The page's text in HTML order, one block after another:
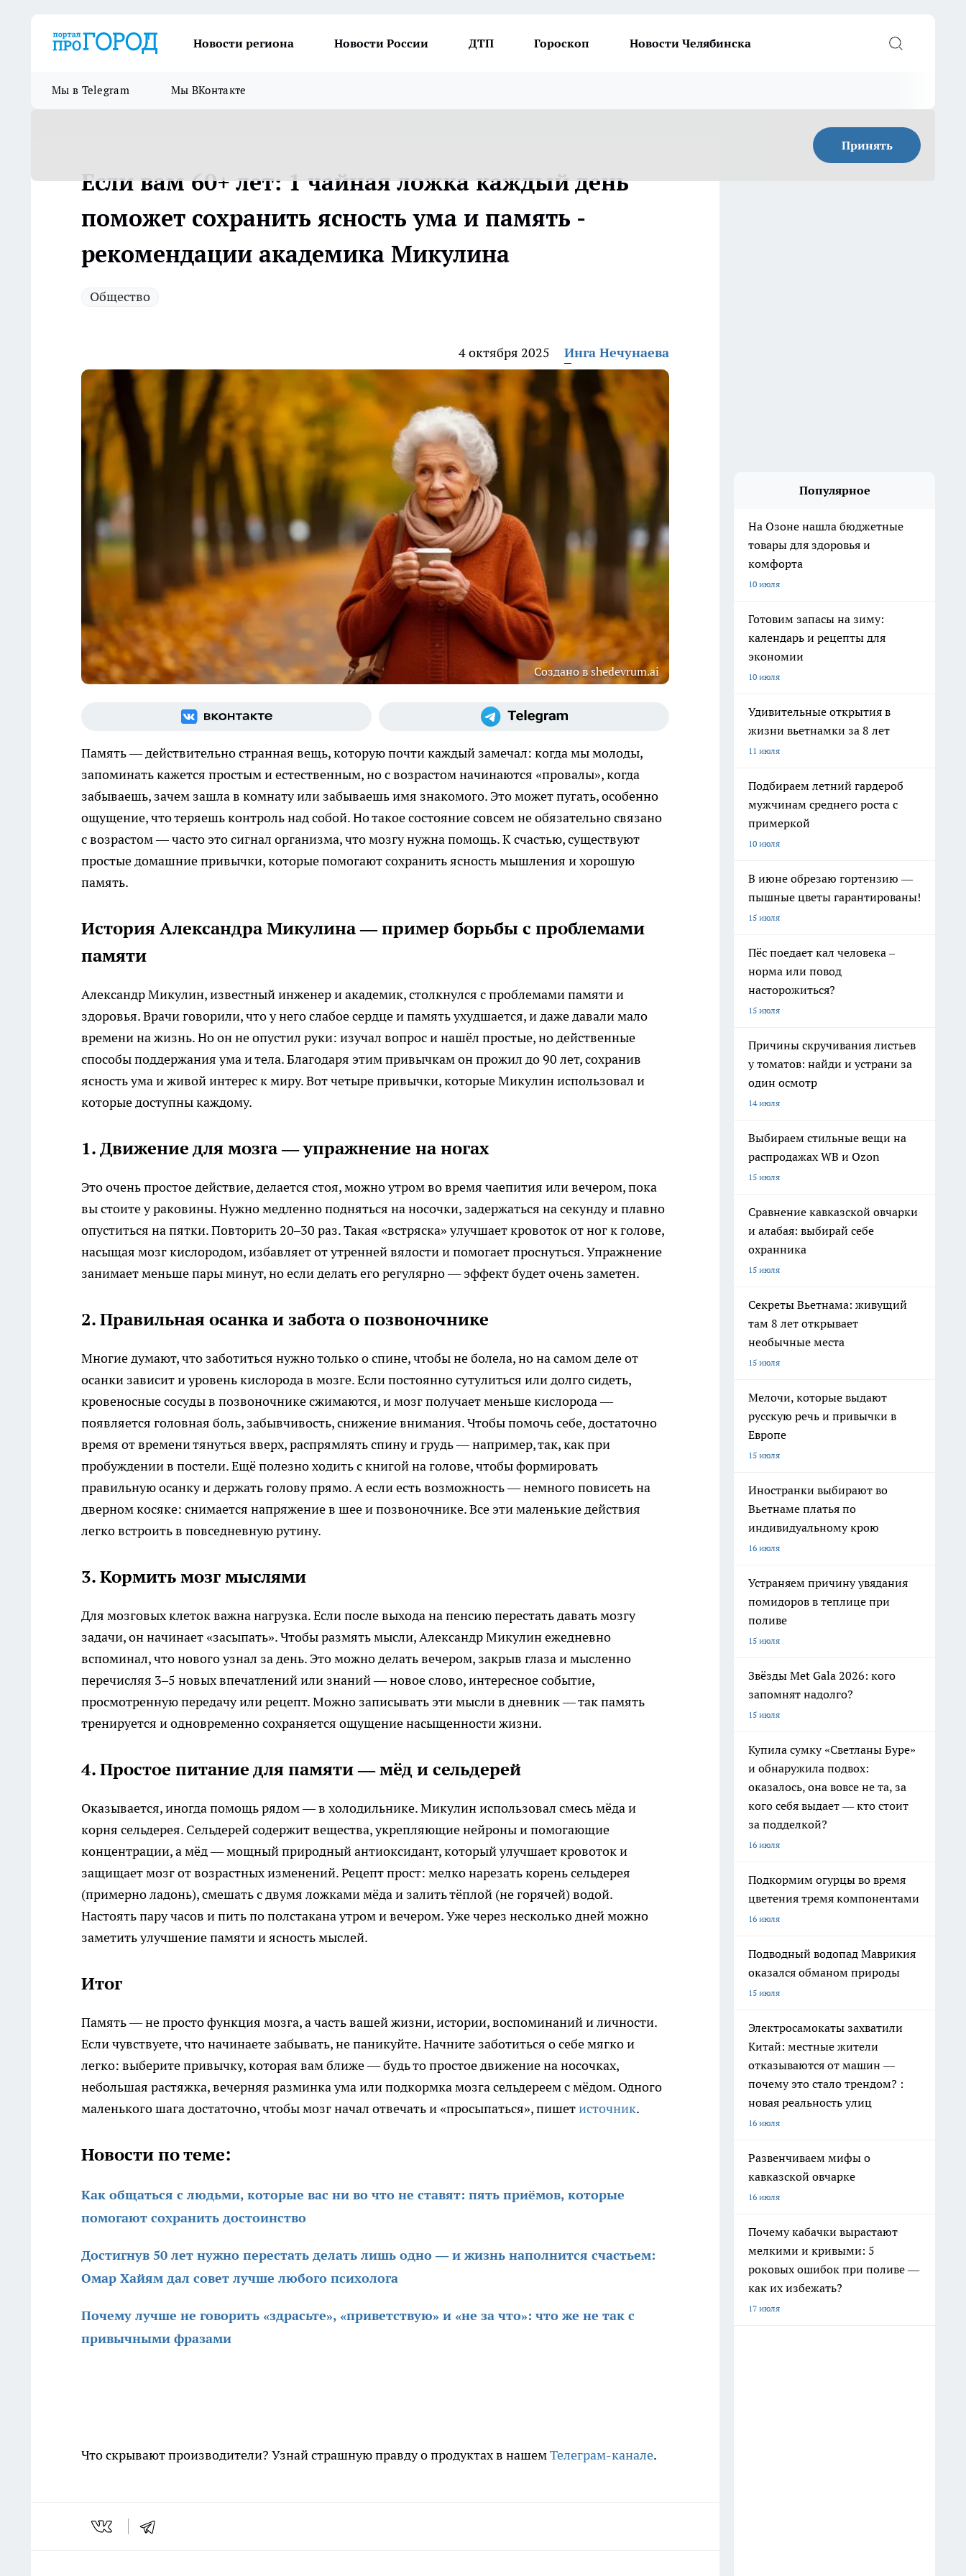
Новости региона Новости России ДТП Гороскоп Новости Челябинска
Мы в Telegram Мы ВКонтакте
Принять
Если вам 60+ лет: 1 чайная ложка каждый день
поможет сохранить ясность ума и память -
рекомендации академика Микулина
Общество
4 октября 2025 Инга Нечунаева
Создано в shedevrum.ai
Память — действительно странная вещь, которую почти каждый замечал: когда мы молоды,
запоминать кажется простым и естественным, но с возрастом начинаются «провалы», когда
забываешь, зачем зашла в комнату или забываешь имя знакомого. Это может пугать, особенно
ощущение, что теряешь контроль над собой. Но такое состояние совсем не обязательно связано
с возрастом — часто это сигнал организма, что мозгу нужна помощь. К счастью, существуют
простые домашние привычки, которые помогают сохранить ясность мышления и хорошую
память.
История Александра Микулина — пример борьбы с проблемами
памяти
Александр Микулин, известный инженер и академик, столкнулся с проблемами памяти и
здоровья. Врачи говорили, что у него слабое сердце и память ухудшается, и даже давали мало
времени на жизнь. Но он не опустил руки: изучал вопрос и нашёл простые, но действенные
способы поддержания ума и тела. Благодаря этим привычкам он прожил до 90 лет, сохранив
ясность ума и живой интерес к миру. Вот четыре привычки, которые Микулин использовал и
которые доступны каждому.
1. Движение для мозга — упражнение на ногах
Это очень простое действие, делается стоя, можно утром во время чаепития или вечером, пока
вы стоите у раковины. Нужно медленно подняться на носочки, задержаться на секунду и плавно
опуститься на пятки. Повторить 20–30 раз. Такая «встряска» улучшает кровоток от ног к голове,
насыщая мозг кислородом, избавляет от утренней вялости и помогает проснуться. Упражнение
занимает меньше пары минут, но если делать его регулярно — эффект будет очень заметен.
2. Правильная осанка и забота о позвоночнике
Многие думают, что заботиться нужно только о спине, чтобы не болела, но на самом деле от
осанки зависит и уровень кислорода в мозге. Если постоянно сутулиться или долго сидеть,
кровеносные сосуды в позвоночнике сжимаются, и мозг получает меньше кислорода —
появляется головная боль, забывчивость, снижение внимания. Чтобы помочь себе, достаточно
время от времени тянуться вверх, распрямлять спину и грудь — например, так, как при
пробуждении в постели. Ещё полезно ходить с книгой на голове, чтобы формировать
правильную осанку и держать голову прямо. А если есть возможность — немного повисеть на
дверном косяке: снимается напряжение в шее и позвоночнике. Все эти маленькие действия
легко встроить в повседневную рутину.
3. Кормить мозг мыслями
Для мозговых клеток важна нагрузка. Если после выхода на пенсию перестать давать мозгу
задачи, он начинает «засыпать». Чтобы размять мысли, Александр Микулин ежедневно
вспоминал, что нового узнал за день. Это можно делать вечером, закрыв глаза и мысленно
перечисляя 3–5 новых впечатлений или знаний — новое слово, интересное событие,
просмотренную передачу или рецепт. Можно записывать эти мысли в дневник — так память
тренируется и одновременно сохраняется ощущение насыщенности жизни.
4. Простое питание для памяти — мёд и сельдерей
Оказывается, иногда помощь рядом — в холодильнике. Микулин использовал смесь мёда и
корня сельдерея. Сельдерей содержит вещества, укрепляющие нейроны и помогающие
концентрации, а мёд — мощный природный антиоксидант, который улучшает кровоток и
защищает мозг от возрастных изменений. Рецепт прост: мелко нарезать корень сельдерея
(примерно ладонь), смешать с двумя ложками мёда и залить тёплой (не горячей) водой.
Настоять пару часов и пить по полстакана утром и вечером. Уже через несколько дней можно
заметить улучшение памяти и ясность мыслей.
Итог
Память — не просто функция мозга, а часть вашей жизни, истории, воспоминаний и личности.
Если чувствуете, что начинаете забывать, не паникуйте. Начните заботиться о себе мягко и
легко: выберите привычку, которая вам ближе — будь то простое движение на носочках,
небольшая растяжка, вечерняя разминка ума или подкормка мозга сельдереем с мёдом. Одного
маленького шага достаточно, чтобы мозг начал отвечать и «просыпаться», пишетисточник.
Новости по теме:
Как общаться с людьми, которые вас ни во что не ставят: пять приёмов, которые
помогают сохранить достоинство
Достигнув 50 лет нужно перестать делать лишь одно — и жизнь наполнится счастьем:
Омар Хайям дал совет лучше любого психолога
Почему лучше не говорить «здрасьте», «приветствую» и «не за что»: что же не так с
привычными фразами
Что скрывают производители? Узнай страшную правду о продуктах в нашемТелеграм-канале.
Популярное
На Озоне нашла бюджетные
товары для здоровья и
комфорта
10 июля
Готовим запасы на зиму:
календарь и рецепты для
экономии
10 июля
Удивительные открытия в
жизни вьетнамки за 8 лет
11 июля
Подбираем летний гардероб
мужчинам среднего роста с
примеркой
10 июля
В июне обрезаю гортензию —
пышные цветы гарантированы!
15 июля
Пёс поедает кал человека –
норма или повод
насторожиться?
15 июля
Причины скручивания листьев
у томатов: найди и устрани за
один осмотр
14 июля
Выбираем стильные вещи на
распродажах WB и Ozon
15 июля
Сравнение кавказской овчарки
и алабая: выбирай себе
охранника
15 июля
Секреты Вьетнама: живущий
там 8 лет открывает
необычные места
15 июля
Мелочи, которые выдают
русскую речь и привычки в
Европе
15 июля
Иностранки выбирают во
Вьетнаме платья по
индивидуальному крою
16 июля
Устраняем причину увядания
помидоров в теплице при
поливе
15 июля
Звёзды Met Gala 2026: кого
запомнят надолго?
15 июля
Купила сумку «Светланы Буре»
и обнаружила подвох:
оказалось, она вовсе не та, за
кого себя выдает — кто стоит
за подделкой?
16 июля
Подкормим огурцы во время
цветения тремя компонентами
16 июля
Подводный водопад Маврикия
оказался обманом природы
15 июля
Электросамокаты захватили
Китай: местные жители
отказываются от машин —
почему это стало трендом? :
новая реальность улиц
16 июля
Развенчиваем мифы о
кавказской овчарке
16 июля
Почему кабачки вырастают
мелкими и кривыми: 5
роковых ошибок при поливе —
как их избежать?
17 июля